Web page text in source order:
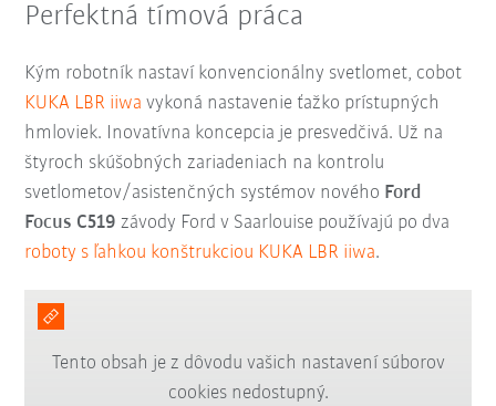
Perfektná tímová práca
Kým robotník nastaví konvencionálny svetlomet, cobot
KUKA LBR iiwa vykoná nastavenie ťažko prístupných
hmloviek. Inovatívna koncepcia je presvedčivá. Už na
štyroch skúšobných zariadeniach na kontrolu
svetlometov/asistenčných systémov nového Ford
Focus C519 závody Ford v Saarlouise používajú po dva
roboty s ľahkou konštrukciou KUKA LBR iiwa.
Tento obsah je z dôvodu vašich nastavení súborov
cookies nedostupný.